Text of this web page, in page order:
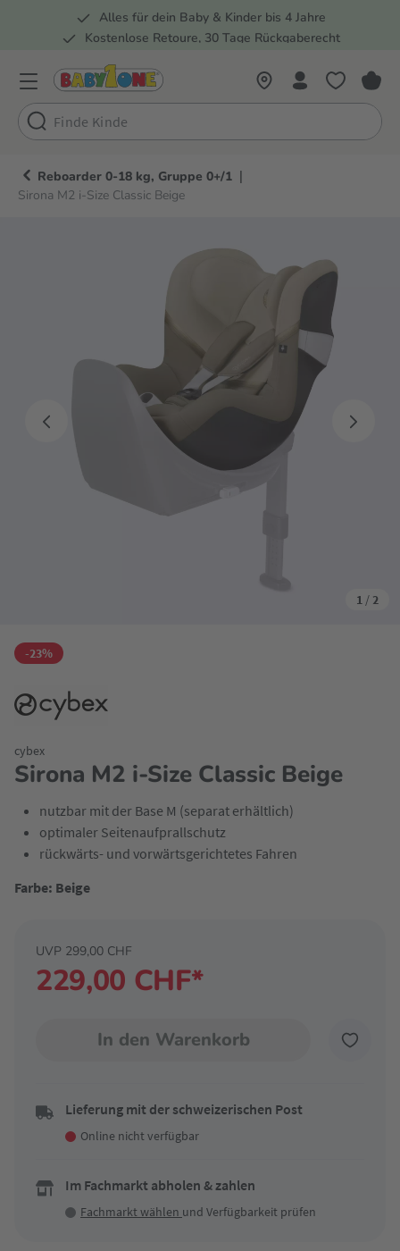
Zur Hauptnavigation springen
Alles für dein Baby & Kinder bis 4 Jahre
Kostenlose Retoure, 30 Tage Rückgaberecht
Reboarder 0-18 kg, Gruppe 0+/1 |
Sirona M2 i-Size Classic Beige
1 / 2
-23%
Sirona M2 i-Size Classic Beige
cybex
nutzbar mit der Base M (separat erhältlich)
optimaler Seitenaufprallschutz
rückwärts- und vorwärtsgerichtetes Fahren
Farbe: Beige
229,00 CHF*
UVP 299,00 CHF
In den Warenkorb
Lieferung mit der schweizerischen Post
Online nicht verfügbar
Im Fachmarkt abholen & zahlen
Fachmarkt wählen und Verfügbarkeit prüfen